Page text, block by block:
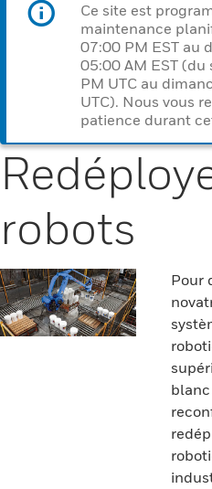
Ce site est
maintenance
07:00 PM EST au
05:00 AM EST
PM UTC au
UTC). Nous vous
patience durant
robots
Pour